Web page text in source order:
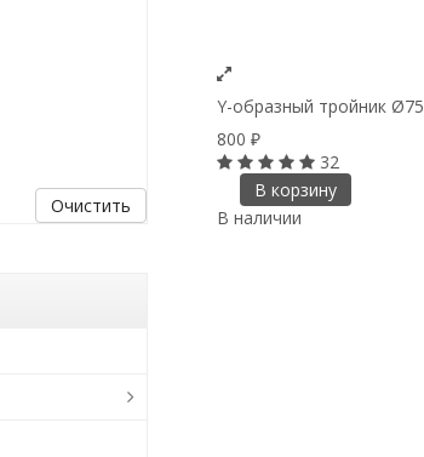
Y-образный тройник Ø75
800 ₽
32
В корзину
В наличии
Очистить